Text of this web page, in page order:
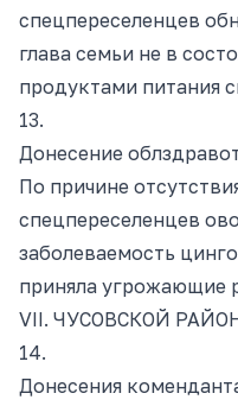
спецпереселенцев
глава семьи не в
продуктами питания
13.
Донесение
По причине
спецпереселенцев
заболеваемость
приняла угрожающие
VII. ЧУСОВСКОЙ
14.
Донесения